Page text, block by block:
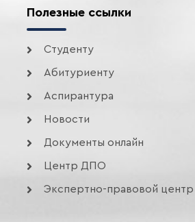
Полезные ссылки
Студенту
Абитуриенту
Аспирантура
Новости
Документы онлайн
Центр ДПО
Экспертно-правовой центр